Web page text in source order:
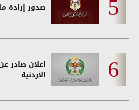
صدور إرادة
اعلان صادر
الأردنية